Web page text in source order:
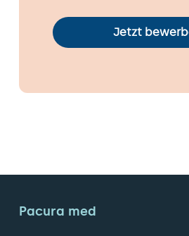
Jetzt
Pacura med